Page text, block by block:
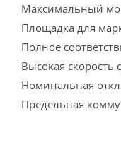
Максимальный
Площадка для
Полное
Высокая скорость
Номинальная
Предельная